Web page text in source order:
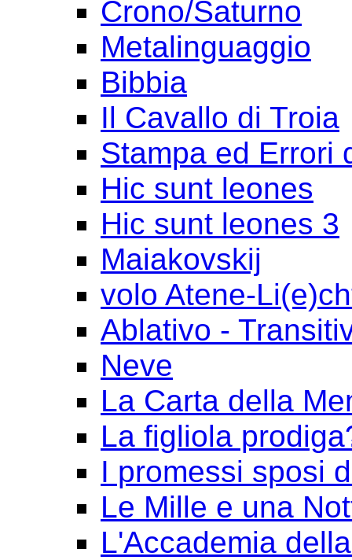
Crono/Saturno
Metalinguaggio
Bibbia
Il Cavallo di Troia
Stampa ed Errori
Hic sunt leones
Hic sunt leones 3
Maiakovskij
volo Atene-
Ablativo -
Neve
La Carta della
La figliola
I promessi sposi
Le Mille e una
L'Accademia